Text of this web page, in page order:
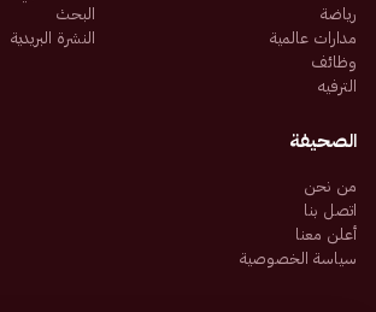
رياضة
مدارات عالمية
وظائف
الترفيه
البحث
النشرة البريدية
الصحيفة
من نحن
اتصل بنا
أعلن معنا
سياسة الخصوصية